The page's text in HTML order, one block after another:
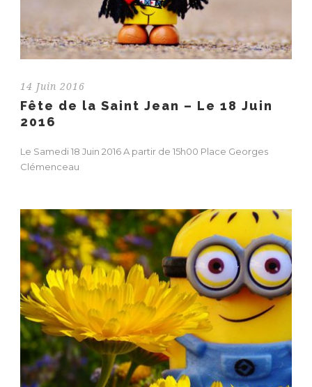
14 Juin 2016
Fête de la Saint Jean – Le 18 Juin
2016
Le Samedi 18 Juin 2016 A partir de 15h00 Place Georges
Clémenceau